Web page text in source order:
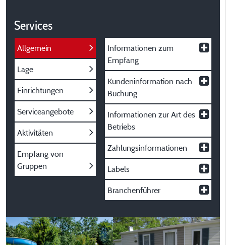
Services
Allgemein
Lage
Einrichtungen
Serviceangebote
Aktivitäten
Empfang von
Gruppen
Informationen zum
Empfang
Kundeninformation nach
Buchung
Informationen zur Art des
Betriebs
Zahlungsinformationen
Labels
Branchenführer